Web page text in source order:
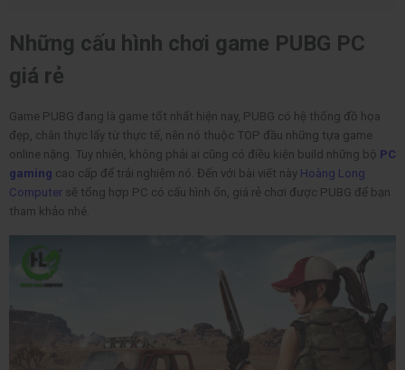
Những cấu hình chơi game PUBG PC
giá rẻ
Game PUBG đang là game tốt nhất hiện nay, PUBG có hệ thống đồ họa
đẹp, chân thực lấy từ thực tế, nên nó thuộc TOP đầu những tựa game
online nặng. Tuy nhiên, không phải ai cũng có điều kiện build những bộ PC
gaming cao cấp để trải nghiệm nó. Đến với bài viết này Hoàng Long
Computer sẽ tổng hợp PC có cấu hình ổn, giá rẻ chơi được PUBG để bạn
tham khảo nhé.